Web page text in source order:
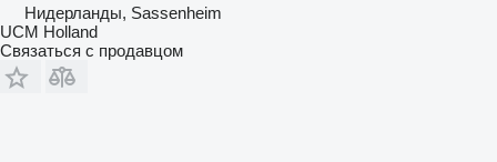
Нидерланды, Sassenheim
UCM Holland
Связаться с продавцом